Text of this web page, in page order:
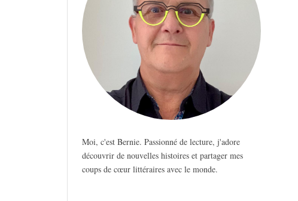
Moi, c'est Bernie. Passionné de lecture, j'adore
découvrir de nouvelles histoires et partager mes
coups de cœur littéraires avec le monde.